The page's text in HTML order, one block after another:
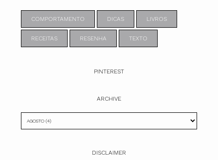
COMPORTAMENTO DICAS LIVROS
RECEITAS RESENHA TEXTO
PINTEREST
ARCHIVE
DISCLAIMER